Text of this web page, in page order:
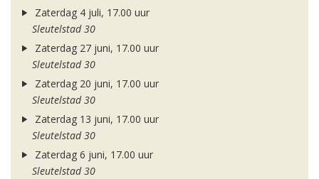
Zaterdag 4 juli, 17.00 uur
Sleutelstad 30
Zaterdag 27 juni, 17.00 uur
Sleutelstad 30
Zaterdag 20 juni, 17.00 uur
Sleutelstad 30
Zaterdag 13 juni, 17.00 uur
Sleutelstad 30
Zaterdag 6 juni, 17.00 uur
Sleutelstad 30